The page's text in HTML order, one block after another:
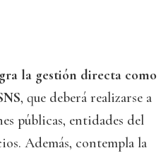
la gestión directa como
, que deberá realizarse a
públicas, entidades del
Además, contempla la